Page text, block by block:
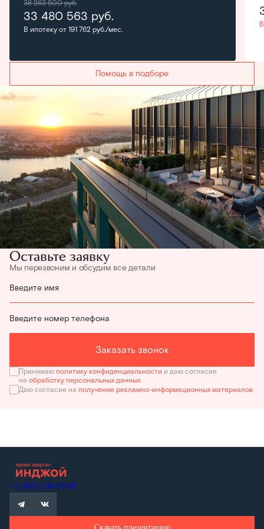
38 263 500руб.
33 480 563 руб.
В ипотеку от 191 762 руб./мес.
Помощь в подборе
Оставьте заявку
Мы перезвоним и обсудим все детали
Введите имя
Введите номер телефона
Заказать звонок
Принимаю политику конфиденциальности и даю согласие
на обработку персональных данных
Даю согласие на получение рекламно-информационных материалов
+7 (495) 138-99-99